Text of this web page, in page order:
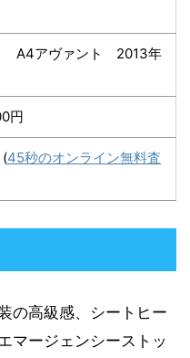
A4アヴァント 2013年
円
45秒のオンライン無料査
の高級感、シートヒー
マージェンシーストッ